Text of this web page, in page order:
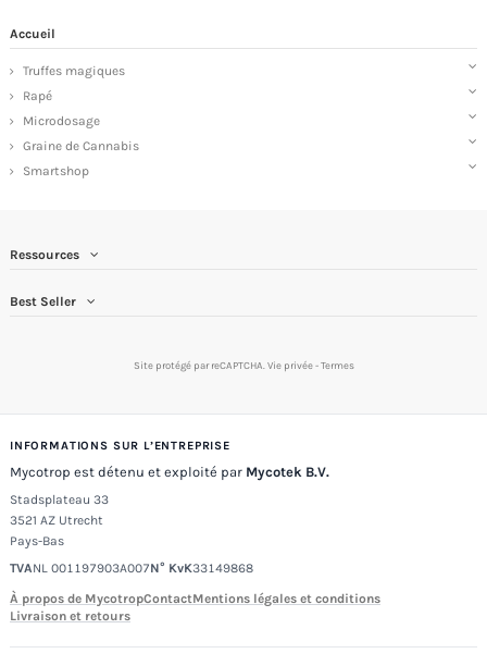
Accueil
Truffes magiques
Rapé
Microdosage
Graine de Cannabis
Smartshop
Ressources
Best Seller
Site protégé par reCAPTCHA. Vie privée-Termes
INFORMATIONS SUR L’ENTREPRISE
Mycotrop est détenu et exploité par Mycotek B.V.
Stadsplateau 33
3521 AZ Utrecht
Pays-Bas
TVANL 001197903A007N° KvK33149868
À propos de MycotropContactMentions légales et conditions
Livraison et retours